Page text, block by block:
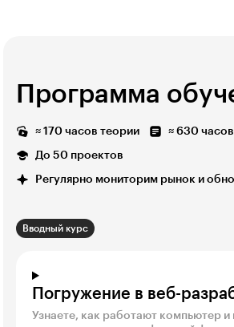
Программа
≈ 170 часов теории ≈ 630
До 50 проектов
Регулярно мониторим рынок и
Вводный курс
Погружение в веб-
Узнаете, как работают компьютер и